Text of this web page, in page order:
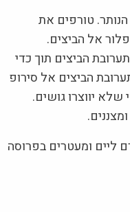
טורפים את
אל הביצים.
אל תערובת הביצים תוך כדי
הביצים אל סירופ
יווצרו גושים.
ליים ומעטרים בפרוסה